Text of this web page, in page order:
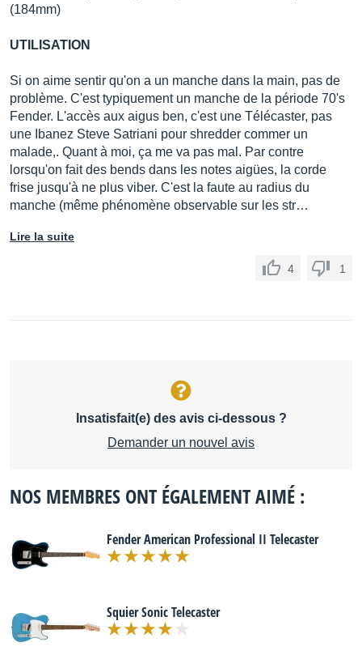
(184mm)
UTILISATION
Si on aime sentir qu'on a un manche dans la main, pas de
problème. C'est typiquement un manche de la période 70's
Fender. L'accès aux aigus ben, c'est une Télécaster, pas
une Ibanez Steve Satriani pour shredder commer un
malade,. Quant à moi, ça me va pas mal. Par contre
lorsqu'on fait des bends dans les notes aigües, la corde
frise jusqu'à ne plus viber. C'est la faute au radius du
manche (même phénomène observable sur les str…
Lire la suite
4 1
Insatisfait(e) des avis ci-dessous ?
Demander un nouvel avis
NOS MEMBRES ONT ÉGALEMENT AIMÉ :
Fender American Professional II Telecaster
Squier Sonic Telecaster